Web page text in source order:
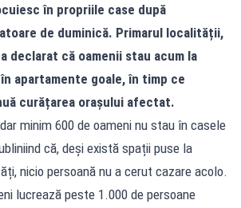
în propriile case după
de duminică. Primarul localității,
declarat că oamenii stau acum la
apartamente goale, în timp ce
curățarea orașului afectat.
minim 600 de oameni nu stau în casele
că, deși există spații puse la
nicio persoană nu a cerut cazare acolo.
lucrează peste 1.000 de persoane